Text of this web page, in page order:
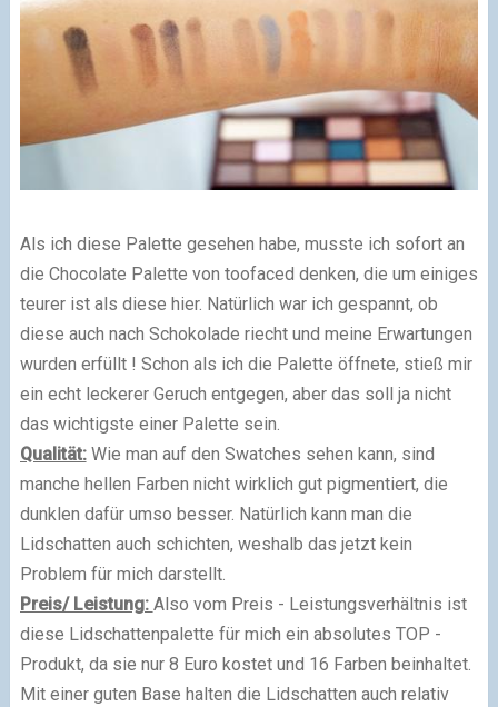
Als ich diese Palette gesehen habe, musste ich sofort an
die Chocolate Palette von toofaced denken, die um einiges
teurer ist als diese hier. Natürlich war ich gespannt, ob
diese auch nach Schokolade riecht und meine Erwartungen
wurden erfüllt ! Schon als ich die Palette öffnete, stieß mir
ein echt leckerer Geruch entgegen, aber das soll ja nicht
das wichtigste einer Palette sein.
Qualität:Wie man auf den Swatches sehen kann, sind
manche hellen Farben nicht wirklich gut pigmentiert, die
dunklen dafür umso besser. Natürlich kann man die
Lidschatten auch schichten, weshalb das jetzt kein
Problem für mich darstellt.
Preis/ Leistung: Also vom Preis - Leistungsverhältnis ist
diese Lidschattenpalette für mich ein absolutes TOP -
Produkt, da sie nur 8 Euro kostet und 16 Farben beinhaltet.
Mit einer guten Base halten die Lidschatten auch relativ